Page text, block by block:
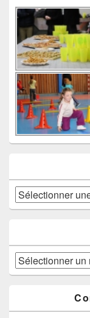
Catégories
Archives